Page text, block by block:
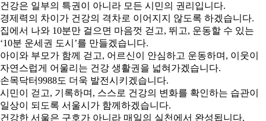
건강은 일부의 특권이 아니라 모든 시민의 권리입니다.
경제력의 차이가 건강의 격차로 이어지지 않도록 하겠습니다.
집에서 나와 10분만 걸으면 마음껏 걷고, 뛰고, 운동할 수 있는
‘10분 운세권 도시’를 만들겠습니다.
아이와 부모가 함께 걷고, 어르신이 안심하고 운동하며, 이웃이
자연스럽게 어울리는 건강 생활권을 넓혀가겠습니다.
손목닥터9988도 더욱 발전시키겠습니다.
시민이 걷고, 기록하며, 스스로 건강의 변화를 확인하는 습관이
일상이 되도록 서울시가 함께하겠습니다.
건강한 서울은 구호가 아니라 매일의 실천에서 완성됩니다.